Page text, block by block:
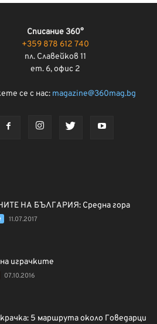
Списание 360°
+359 878 612 740
пл. Славейков 11
ет. 6, офис 2
се с нас: magazine@360mag.bg
НА БЪЛГАРИЯ: Средна гора
11.07.2017
играчките
07.10.2016
5 маршрута около Говедарци